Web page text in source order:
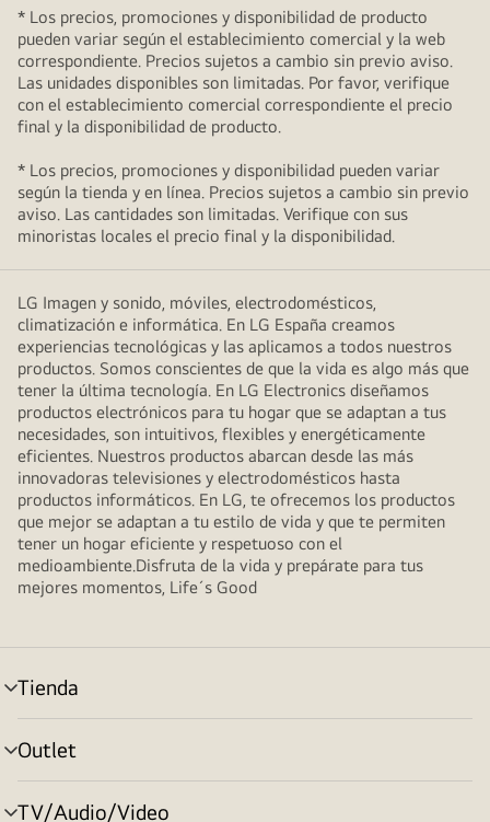
* Los precios, promociones y disponibilidad de producto
pueden variar según el establecimiento comercial y la web
correspondiente. Precios sujetos a cambio sin previo aviso.
Las unidades disponibles son limitadas. Por favor, verifique
con el establecimiento comercial correspondiente el precio
final y la disponibilidad de producto.
* Los precios, promociones y disponibilidad pueden variar
según la tienda y en línea. Precios sujetos a cambio sin previo
aviso. Las cantidades son limitadas. Verifique con sus
minoristas locales el precio final y la disponibilidad.
LG Imagen y sonido, móviles, electrodomésticos,
climatización e informática. En LG España creamos
experiencias tecnológicas y las aplicamos a todos nuestros
productos. Somos conscientes de que la vida es algo más que
tener la última tecnología. En LG Electronics diseñamos
productos electrónicos para tu hogar que se adaptan a tus
necesidades, son intuitivos, flexibles y energéticamente
eficientes. Nuestros productos abarcan desde las más
innovadoras televisiones y electrodomésticos hasta
productos informáticos. En LG, te ofrecemos los productos
que mejor se adaptan a tu estilo de vida y que te permiten
tener un hogar eficiente y respetuoso con el
medioambiente.Disfruta de la vida y prepárate para tus
mejores momentos, Life´s Good
Tienda
Alternar
menú
Outlet
Alternar
menú
TV/Audio/Video